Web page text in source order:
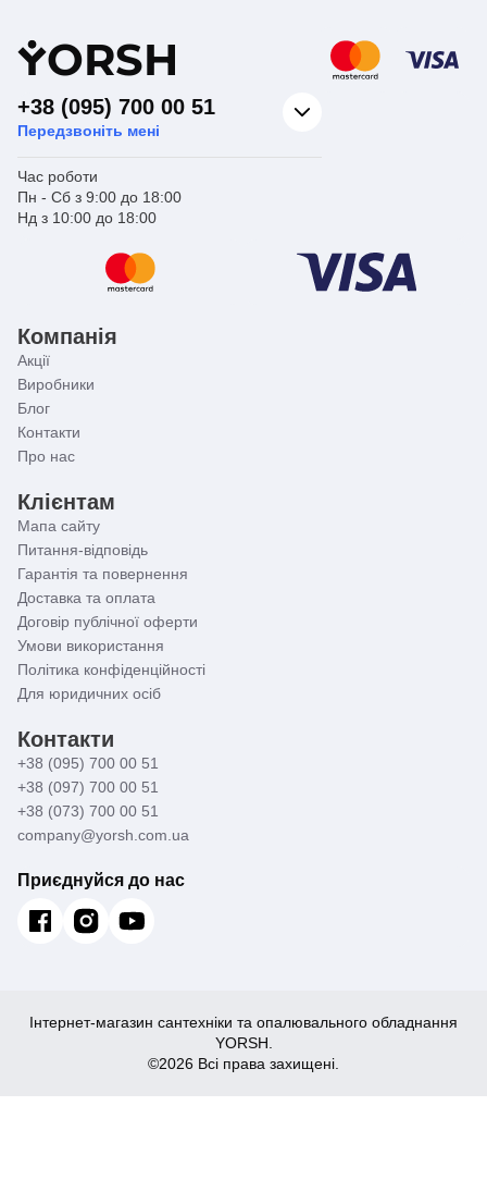
YORSH
+38 (095) 700 00 51
Передзвоніть мені
Час роботи
Пн - Сб з 9:00 до 18:00
Нд з 10:00 до 18:00
Компанія
Акції
Виробники
Блог
Контакти
Про нас
Клієнтам
Мапа сайту
Питання-відповідь
Гарантія та повернення
Доставка та оплата
Договір публічної оферти
Умови використання
Політика конфіденційності
Для юридичних осіб
Контакти
+38 (095) 700 00 51
+38 (097) 700 00 51
+38 (073) 700 00 51
company@yorsh.com.ua
Приєднуйся до нас
Інтернет-магазин сантехніки та опалювального обладнання
YORSH.
©2026 Всі права захищені.